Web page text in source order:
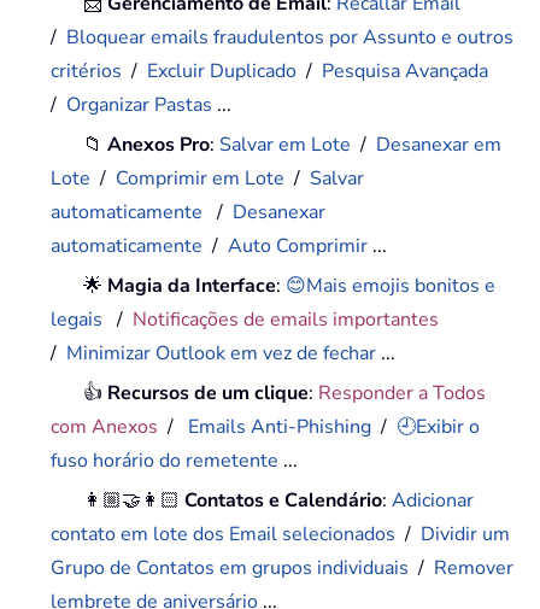
/ Bloquear emails fraudulentos por Assunto e outros
critérios / Excluir Duplicado / Pesquisa Avançada
/ Organizar Pastas ...
📁Anexos Pro: Salvar em Lote / Desanexar em
Lote / Comprimir em Lote / Salvar
automaticamente / Desanexar
automaticamente /Auto Comprimir ...
🌟 Magia da Interface: 😊Mais emojis bonitos e
legais / Notificações de emails importantes
/ Minimizar Outlook em vez de fechar ...
👍 Recursos de um clique: Responder a Todos
com Anexos / Emails Anti-Phishing / 🕘Exibir o
fuso horário do remetente ...
👩🏼‍🤝‍👩🏻Contatos e Calendário:Adicionar
contato em lote dos Email selecionados / Dividir um
Grupo de Contatos em grupos individuais / Remover
lembrete de aniversário ...